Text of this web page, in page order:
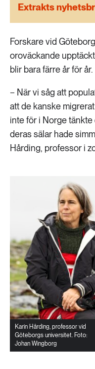
473 ARTIKLAR
Extrakts
Forskare vid
oroväckande
blir bara färre år för år.
− När vi såg att
att de kanske
inte för i Norge
deras sälar hade
Hårding, professor i
Karin Hårding, professor vid
Göteborgs universitet. Foto:
Johan Wingborg